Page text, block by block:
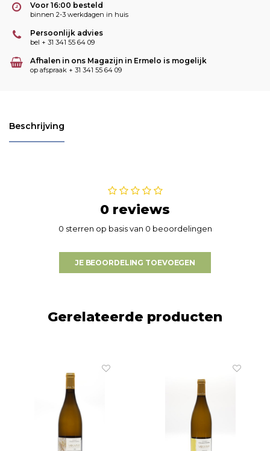
Voor 16:00 besteld
binnen 2-3 werkdagen in huis
Persoonlijk advies
bel + 31 341 55 64 09
Afhalen in ons Magazijn in Ermelo is mogelijk
op afspraak + 31 341 55 64 09
Beschrijving
0 reviews
0 sterren op basis van 0 beoordelingen
JE BEOORDELING TOEVOEGEN
Gerelateerde producten